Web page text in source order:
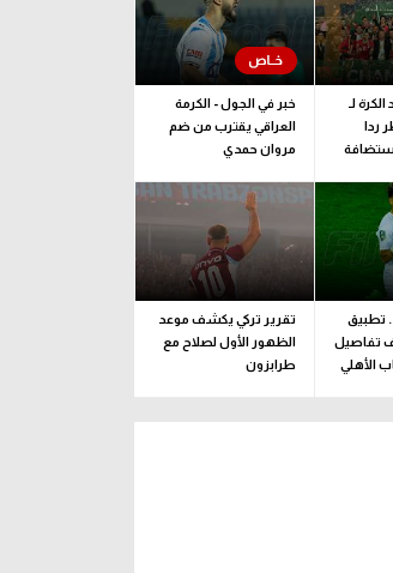
لـ
ردا
خبر في الجول - الكرمة
العراقي يقترب من ضم
مروان حمدي
تطبيق
تفاصيل
الأهلي
تقرير تركي يكشف موعد
الظهور الأول لصلاح مع
طرابزون